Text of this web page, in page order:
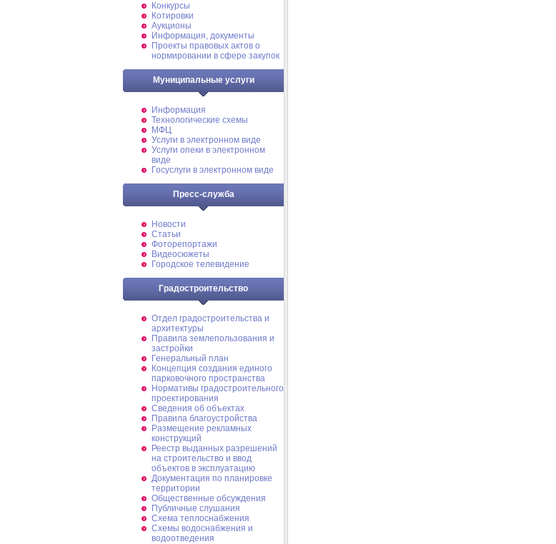
Конкурсы
Котировки
Аукционы
Информация, документы
Проекты правовых актов о
нормировании в сфере закупок
Муниципальные услуги
Информация
Технологические схемы
МФЦ
Услуги в электронном виде
Услуги опеки в электронном
виде
Госуслуги в электронном виде
Пресс-служба
Новости
Статьи
Фоторепортажи
Видеосюжеты
Городское телевидение
Градостроительство
Отдел градостроительства и
архитектуры
Правила землепользования и
застройки
Генеральный план
Концепция создания единого
парковочного пространства
Нормативы градостроительного
проектирования
Сведения об объектах
Правила благоустройства
Размещение рекламных
конструкций
Реестр выданных разрешений
на строительство и ввод
объектов в эксплуатацию
Документация по планировке
территории
Общественные обсуждения
Публичные слушания
Схема теплоснабжения
Схемы водоснабжения и
водоотведения